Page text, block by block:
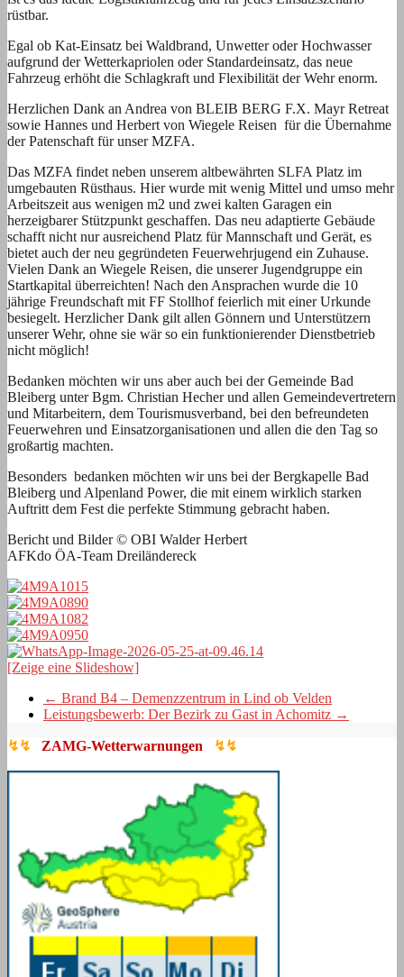
rüstbar.
Egal ob Kat-Einsatz bei Waldbrand, Unwetter oder Hochwasser
aufgrund der Wetterkapriolen oder Standardeinsatz, das neue
Fahrzeug erhöht die Schlagkraft und Flexibilität der Wehr enorm.
Herzlichen Dank an Andrea von BLEIB BERG F.X. Mayr Retreat
sowie Hannes und Herbert von Wiegele Reisen für die Übernahme
der Patenschaft für unser MZFA.
Das MZFA findet neben unserem altbewährten SLFA Platz im
umgebauten Rüsthaus. Hier wurde mit wenig Mittel und umso mehr
Arbeitszeit aus wenigen m2 und zwei kalten Garagen ein
herzeigbarer Stützpunkt geschaffen. Das neu adaptierte Gebäude
schafft nicht nur ausreichend Platz für Mannschaft und Gerät, es
bietet auch der neu gegründeten Feuerwehrjugend ein Zuhause.
Vielen Dank an Wiegele Reisen, die unserer Jugendgruppe ein
Startkapital überreichten! Nach den Ansprachen wurde die 10
jährige Freundschaft mit FF Stollhof feierlich mit einer Urkunde
besiegelt. Herzlicher Dank gilt allen Gönnern und Unterstützern
unserer Wehr, ohne sie wär so ein funktionierender Dienstbetrieb
nicht möglich!
Bedanken möchten wir uns aber auch bei der Gemeinde Bad
Bleiberg unter Bgm. Christian Hecher und allen Gemeindevertretern
und Mitarbeitern, dem Tourismusverband, bei den befreundeten
Feuerwehren und Einsatzorganisationen und allen die den Tag so
großartig machten.
Besonders bedanken möchten wir uns bei der Bergkapelle Bad
Bleiberg und Alpenland Power, die mit einem wirklich starken
Auftritt dem Fest die perfekte Stimmung gebracht haben.
Bericht und Bilder © OBI Walder Herbert
AFKdo ÖA-Team Dreiländereck
[Zeige eine Slideshow]
← Brand B4 – Demenzzentrum in Lind ob Velden
Leistungsbewerb: Der Bezirk zu Gast in Achomitz →
↯↯ ZAMG-Wetterwarnungen ↯↯